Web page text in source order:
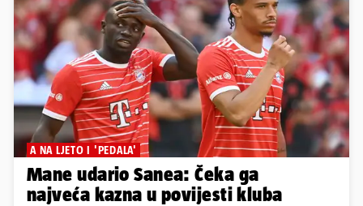
A NA LJETO I 'PEDALA'
Mane udario Sanea: Čeka ga
najveća kazna u povijesti kluba